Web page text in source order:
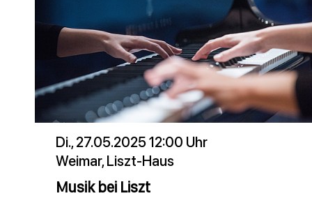
Di., 27.05.2025 12:00 Uhr
Weimar, Liszt-Haus
Musik bei Liszt